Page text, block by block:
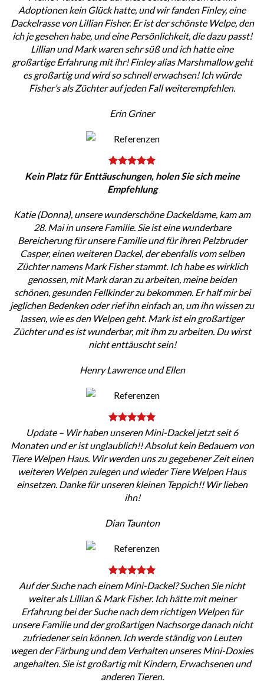
Adoptionen kein Glück hatte, und wir fanden Finley, eine
Dackelrasse von Lillian Fisher. Er ist der schönste Welpe, den
ich je gesehen habe, und eine Persönlichkeit, die dazu passt!
Lillian und Mark waren sehr süß und ich hatte eine
großartige Erfahrung mit ihr! Finley alias Marshmallow geht
es großartig und wird so schnell erwachsen! Ich würde
Fisher’s als Züchter auf jeden Fall weiterempfehlen.
Erin Griner
Kein Platz für Enttäuschungen, holen Sie sich meine
Empfehlung
Katie (Donna), unsere wunderschöne Dackeldame, kam am
28. Mai in unsere Familie. Sie ist eine wunderbare
Bereicherung für unsere Familie und für ihren Pelzbruder
Casper, einen weiteren Dackel, der ebenfalls vom selben
Züchter namens Mark Fisher stammt. Ich habe es wirklich
genossen, mit Mark daran zu arbeiten, meine beiden
schönen, gesunden Fellkinder zu bekommen. Er half mir bei
jeglichen Bedenken oder rief ihn einfach an, um ihn wissen zu
lassen, wie es den Welpen geht. Mark ist ein großartiger
Züchter und es ist wunderbar, mit ihm zu arbeiten. Du wirst
nicht enttäuscht sein!
Henry Lawrence und Ellen
Update – Wir haben unseren Mini-Dackel jetzt seit 6
Monaten und er ist unglaublich!! Absolut kein Bedauern von
Tiere Welpen Haus. Wir werden uns zu gegebener Zeit einen
weiteren Welpen zulegen und wieder Tiere Welpen Haus
einsetzen. Danke für unseren kleinen Teppich!! Wir lieben
ihn!
Dian Taunton
Auf der Suche nach einem Mini-Dackel? Suchen Sie nicht
weiter als Lillian & Mark Fisher. Ich hätte mit meiner
Erfahrung bei der Suche nach dem richtigen Welpen für
unsere Familie und der großartigen Nachsorge danach nicht
zufriedener sein können. Ich werde ständig von Leuten
wegen der Färbung und dem Verhalten unseres Mini-Doxies
angehalten. Sie ist großartig mit Kindern, Erwachsenen und
anderen Tieren.